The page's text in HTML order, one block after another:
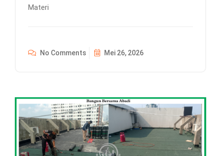
Materi
No Comments Mei 26, 2026